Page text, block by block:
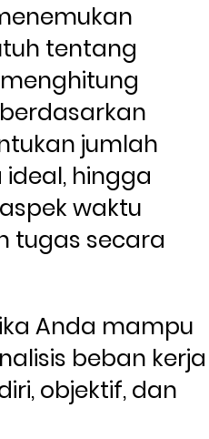
tentang
jumlah
hingga
waktu
tugas secara
Anda mampu
beban kerja
objektif, dan